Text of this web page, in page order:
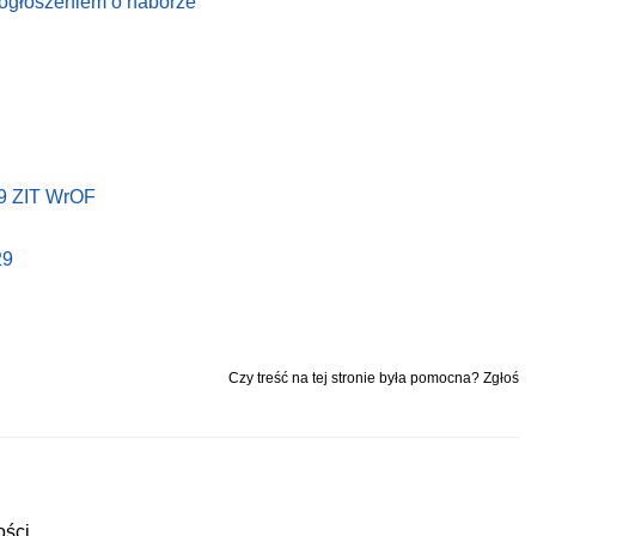
ZIT WrOF
Czy treść na tej stronie była pomocna? Zgłoś